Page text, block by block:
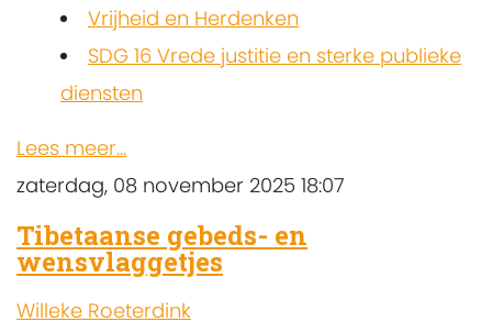
Vrijheid en Herdenken
SDG 16 Vrede justitie en sterke publieke
diensten
Lees meer...
zaterdag, 08 november 2025 18:07
Tibetaanse gebeds- en
wensvlaggetjes
Willeke Roeterdink